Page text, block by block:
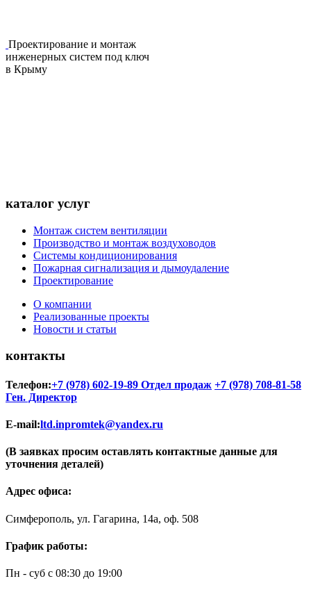
Проектирование и монтаж
инженерных систем под ключ
в Крыму
каталог услуг
Монтаж систем вентиляции
Производство и монтаж воздуховодов
Системы кондиционирования
Пожарная сигнализация и дымоудаление
Проектирование
О компании
Реализованные проекты
Новости и статьи
контакты
Телефон:+7 (978) 602-19-89 Отдел продаж +7 (978) 708-81-58
Ген. Директор
E-mail:ltd.inpromtek@yandex.ru
(В заявках просим оставлять контактные данные для
уточнения деталей)
Адрес офиса:
Симферополь, ул. Гагарина, 14а, оф. 508
График работы:
Пн - суб с 08:30 до 19:00